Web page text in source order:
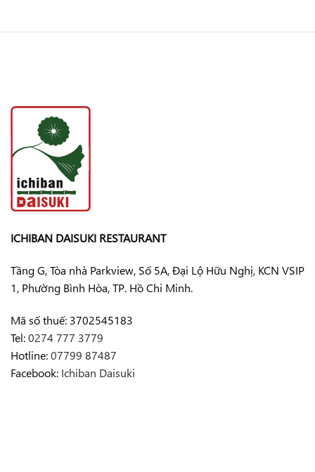
ICHIBAN DAISUKI RESTAURANT
Tầng G, Tòa nhà Parkview, Số 5A, Đại Lộ Hữu Nghị, KCN VSIP
1, Phường Bình Hòa, TP. Hồ Chi Minh.
Mã số thuế: 3702545183
Tel:0274 777 3779
Hotline:07799 87487
Facebook: Ichiban Daisuki